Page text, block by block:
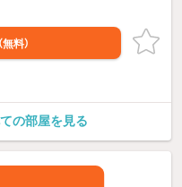
（無料）
の部屋を見る